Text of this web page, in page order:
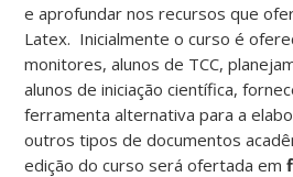
e aprofundar nos recursos que
Latex. Inicialmente o curso é
monitores, alunos de TCC,
alunos de iniciação científica,
ferramenta alternativa para a
outros tipos de documentos
edição do curso será ofertada em